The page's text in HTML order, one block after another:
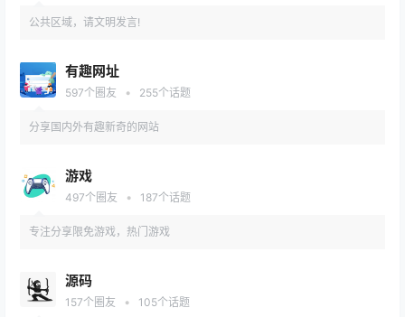
公共区域，请文明发言!
有趣网址
597个圈友 • 255个话题
分享国内外有趣新奇的网站
游戏
497个圈友 • 187个话题
专注分享限免游戏，热门游戏
源码
157个圈友 • 105个话题